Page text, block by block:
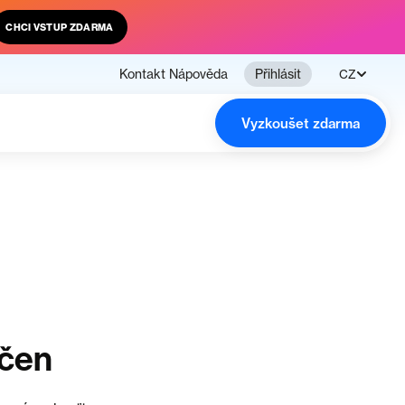
CHCI VSTUP ZDARMA
Kontakt Nápověda Přihlásit CZ
Vyzkoušet zdarma